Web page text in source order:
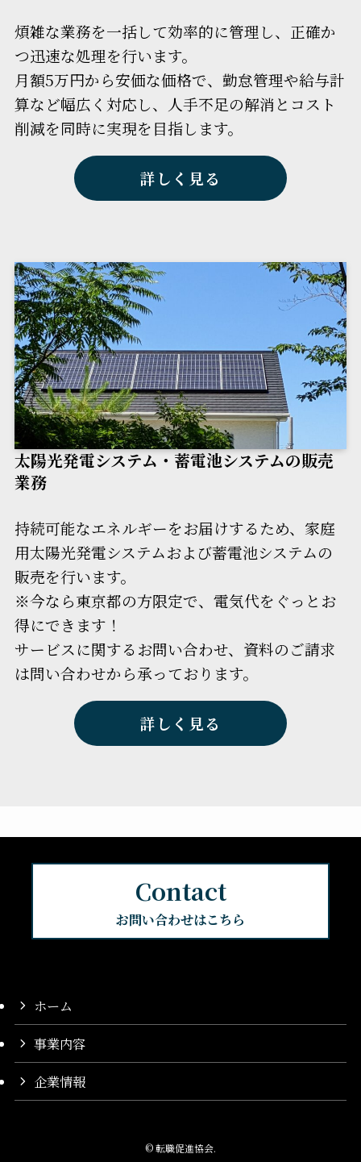
煩雑な業務を一括して効率的に管理し、正確か
つ迅速な処理を行います。
月額5万円から安価な価格で、勤怠管理や給与計
算など幅広く対応し、人手不足の解消とコスト
削減を同時に実現を目指します。
詳しく見る
太陽光発電システム・蓄電池システムの販売
業務
持続可能なエネルギーをお届けするため、家庭
用太陽光発電システムおよび蓄電池システムの
販売を行います。
※今なら東京都の方限定で、電気代をぐっとお
得にできます！
サービスに関するお問い合わせ、資料のご請求
は問い合わせから承っております。
詳しく見る
Contact
お問い合わせはこちら
ホーム
事業内容
企業情報
©転職促進協会.